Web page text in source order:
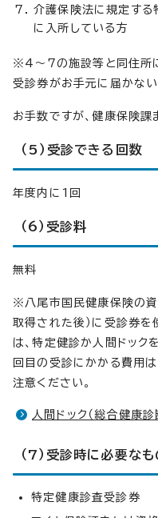
介護保険法に規定する
に入所している方
※4～7の施設等と同住所
受診券がお手元に届かない
お手数ですが、健康保険課
（5）受診できる回数
年度内に1回
（6）受診料
無料
※八尾市国民健康保険の資
取得された後）に受診券を
は、特定健診か人間ドッ
回目の受診にかかる費用は
注意ください。
人間ドック（総合健康診
（7）受診時に必要なも
特定健康診査受診券